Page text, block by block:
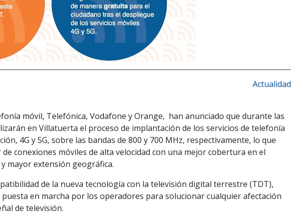
Actualidad
móvil, Telefónica, Vodafone y Orange, han anunciado que durante las
en Villatuerta el proceso de implantación de los servicios de telefonía
4G y 5G, sobre las bandas de 800 y 700 MHz, respectivamente, lo que
conexiones móviles de alta velocidad con una mejor cobertura en el
mayor extensión geográfica.
de la nueva tecnología con la televisión digital terrestre (TDT),
en marcha por los operadores para solucionar cualquier afectación
de televisión.